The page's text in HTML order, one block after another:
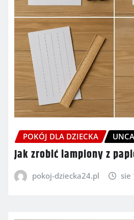
POKÓJ DLA DZIECKA
Jak zrobić lampiony z
pokoj-dziecka24.pl sie